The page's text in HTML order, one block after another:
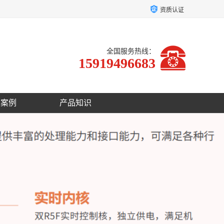
资质认证
全国服务热线：
15919496683
例 产品知识